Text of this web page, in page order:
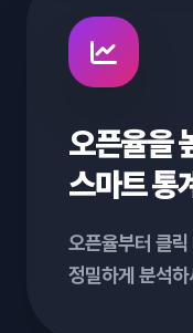
오픈율을
스마트 통
오픈율부터 클
정밀하게 분석하